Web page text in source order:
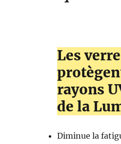
Les
rayons
de la
Diminue la